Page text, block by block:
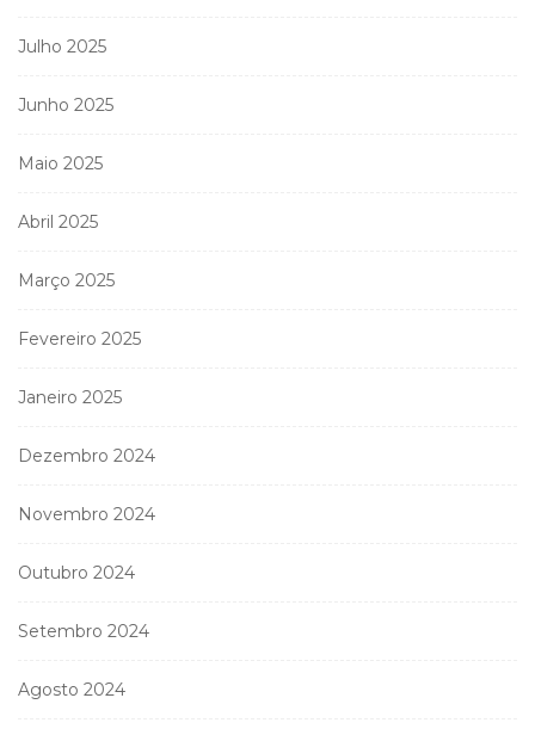
Julho 2025
Junho 2025
Maio 2025
Abril 2025
Março 2025
Fevereiro 2025
Janeiro 2025
Dezembro 2024
Novembro 2024
Outubro 2024
Setembro 2024
Agosto 2024